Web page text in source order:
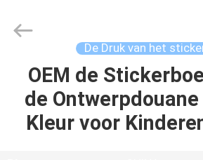
HUIS
PRODUCTEN
printing
co.,LTD.
De Druk van het
OEM de
de
Kleur voor